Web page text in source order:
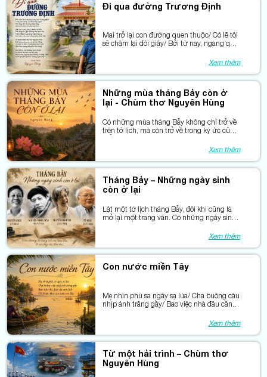
Đi qua đường Trương Định
Mai trở lại con đường quen thuộc/ Có lẽ tôi
sẽ chậm lại đôi giây/ Bởi từ nay, ngang qua
Xem thêm
Những mùa tháng Bảy còn ở
lại - Chùm thơ Nguyên Hùng
Có những mùa tháng Bảy không chỉ trở về
trên tờ lịch, mà còn trở về trong ký ức của
Xem thêm
Tháng Bảy – Những ngày sinh
còn ở lại
Lật một tờ lịch tháng Bảy, đôi khi cũng là
mở lại một trang văn. Có những ngày sinh
họ vẫn ở lại trong ký ức nhiều thế hệ bạn
Xem thêm
Con nước miền Tây
Mẹ nhìn phù sa ngày sạ lúa/ Cha buông câu
nhịp ánh trăng gầy/ Bao việc nhà đâu cần
Xem thêm
Từ một hải trình – Chùm thơ
Nguyên Hùng